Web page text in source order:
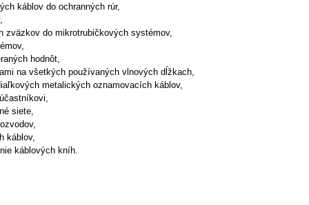
káblov do ochranných rúr,
zväzkov do mikrotrubičkových systémov,
hodnôt,
na všetkých používaných vlnových dĺžkach,
metalických oznamovacích káblov,
siete,
káblov,
káblových kníh.